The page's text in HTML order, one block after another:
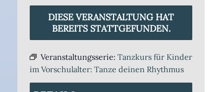
DIESE VERANSTALTUNG HAT
BEREITS STATTGEFUNDEN.
Veranstaltungsserie: Tanzkurs für Kinder
im Vorschulalter: Tanze deinen Rhythmus